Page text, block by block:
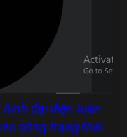
đại diện toàn
dòng trạng thái